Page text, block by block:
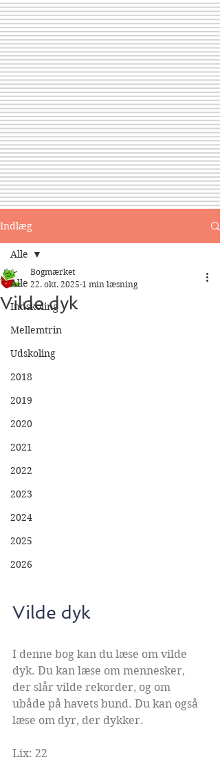
Indlæg
Alle
Indskoling
Mellemtrin
Udskoling
2018
2019
2020
2021
2022
2023
2024
2025
2026
Alle
Vilde dyk
Bogmærket
22. okt. 2025 1 min læsning
Vilde dyk
I denne bog kan du læse om vilde
dyk. Du kan læse om mennesker,
der slår vilde rekorder, og om
ubåde på havets bund. Du kan også
læse om dyr, der dykker.
Lix: 22